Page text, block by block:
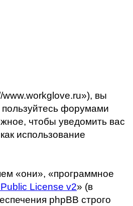
вы
форумами
чтобы уведомить вас
использование
«они», «программное
License v2» (в
phpBB строго